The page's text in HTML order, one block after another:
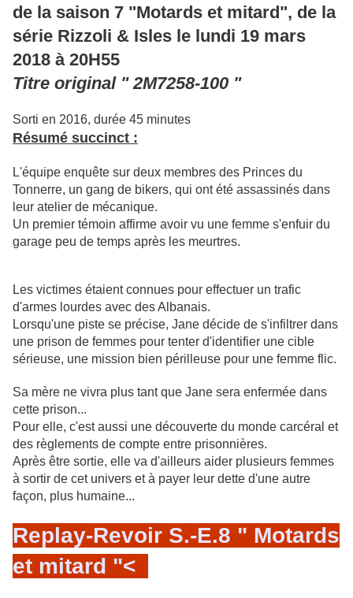
de la saison 7 "Motards et mitard", de la
série Rizzoli & Isles le lundi 19 mars
2018 à 20H55
Titre original " 2M7258-100 "
Sorti en 2016, durée 45 minutes
Résumé succinct :
L'équipe enquête sur deux membres des Princes du
Tonnerre, un gang de bikers, qui ont été assassinés dans
leur atelier de mécanique.
Un premier témoin affirme avoir vu une femme s'enfuir du
garage peu de temps après les meurtres.
Les victimes étaient connues pour effectuer un trafic
d'armes lourdes avec des Albanais.
Lorsqu'une piste se précise, Jane décide de s'infiltrer dans
une prison de femmes pour tenter d'identifier une cible
sérieuse, une mission bien périlleuse pour une femme flic.
Sa mère ne vivra plus tant que Jane sera enfermée dans
cette prison...
Pour elle, c'est aussi une découverte du monde carcéral et
des règlements de compte entre prisonnières.
Après être sortie, elle va d'ailleurs aider plusieurs femmes
à sortir de cet univers et à payer leur dette d'une autre
façon, plus humaine...
Replay-Revoir S.-E.8 " Motards
et mitard "<